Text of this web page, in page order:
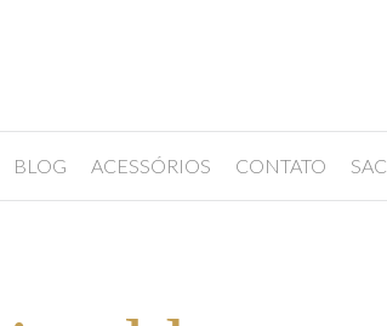
BLOG ACESSÓRIOS CONTATO SAC